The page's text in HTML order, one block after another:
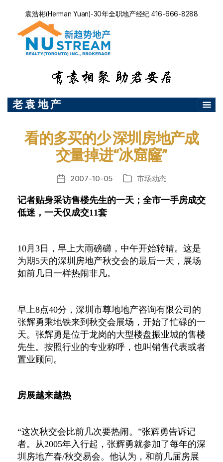
袁浩彬(Herman Yuan)-30年全职地产经纪 416-666-8288
老 袁 地 产
看的多买的少 深圳房地产成
交量掉进“冰窟窿”
发
日
期
2007-10-05
分 市场动态
记者贴身采访售楼先生的一天；全市一手房成交
低迷，一天仅成交11套
10月3日，早上大雨磅礴，中午开始转晴。这是
为期5天的深圳房地产秋交会的最后一天，展场
如前几日一样热闹非凡。
早上8点40分，深圳市尊地地产咨询有限公司的
张辉勇乘地铁来到秋交会展场，开始了忙碌的一
天。张辉勇是位于龙岗的大型楼盘振业城的售楼
先生。按照行业的专业称呼，也叫销售代表或者
置业顾问。
房展越来越热
“这次秋交会比前几次要热闹。”张辉勇告诉记
者。从2005年入行起，张辉勇就参加了每年的深
圳房地产春/秋交易会。他认为，和前几届房展